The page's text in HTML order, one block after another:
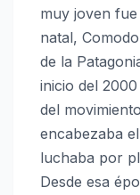
muy joven
natal,
de la
inicio del
del
encabezaba
luchaba por
Desde esa